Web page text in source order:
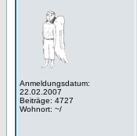
Anmeldungsdatum:
22.02.2007
Beiträge: 4727
Wohnort: ~/